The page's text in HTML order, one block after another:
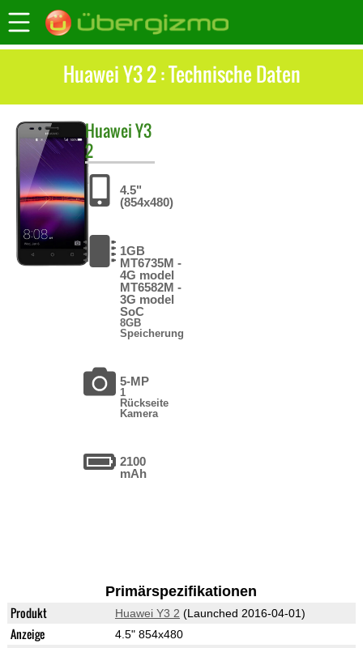
Huawei Y3 2 : Technische Daten
HuaweiY3
2
4.5"
(854x480)
1GB
MT6735M -
4G model
MT6582M -
3G model
SoC
8GB
Speicherung
5-MP
1
Rückseite
Kamera
2100
mAh
Primärspezifikationen
Produkt Huawei Y3 2 (Launched 2016-04-01)
Anzeige 4.5" 854x480